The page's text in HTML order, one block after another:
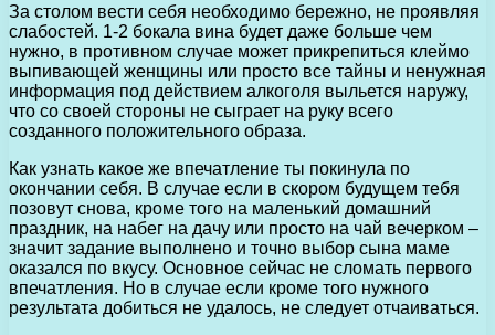
За столом вести себя необходимо бережно, не проявляя
слабостей. 1-2 бокала вина будет даже больше чем
нужно, в противном случае может прикрепиться клеймо
выпивающей женщины или просто все тайны и ненужная
информация под действием алкоголя выльется наружу,
что со своей стороны не сыграет на руку всего
созданного положительного образа.
Как узнать какое же впечатление ты покинула по
окончании себя. В случае если в скором будущем тебя
позовут снова, кроме того на маленький домашний
праздник, на набег на дачу или просто на чай вечерком –
значит задание выполнено и точно выбор сына маме
оказался по вкусу. Основное сейчас не сломать первого
впечатления. Но в случае если кроме того нужного
результата добиться не удалось, не следует отчаиваться.